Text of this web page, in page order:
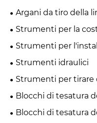
Argani da tiro della
Strumenti per la
Strumenti per
Strumenti idraulici
Strumenti per tirare
Blocchi di tesatura
Blocchi di tesatura